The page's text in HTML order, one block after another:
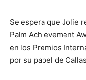
Se espera que Jolie
Palm Achievement
en los Premios
por su papel de